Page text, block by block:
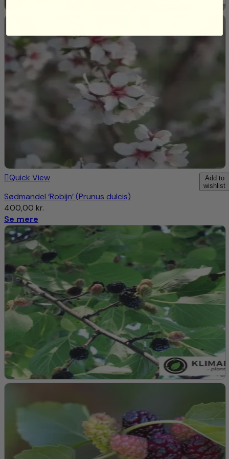
sommerfugle.
Løv:
Farve:Grønne blade om sommeren, der skifter til rødlige
og orange nuancer om efteråret.
Ovale til runde blade.
Kan vokse op til 6-10 meter i højden og
4-6 meter i bredden.
Opret, busket vækst eller som et lille træ.
Dyrkningsvejledning Bærmispel (Amelanchier
1. Placering og Forberedelse:
Lys:Foretrækker fuld sol til let skygge for optimal vækst
og frugtsætning.
Foretrækker veldrænet, frugtbar jord, men er
tilpasningsdygtig og kan vokse i en række jordtyper,
inklusive sandet og leret jord.
2. Plantning:
Tidspunkt:
Bedst at plante om foråret eller efteråret, når
jorden er let at arbejde med.
Hul:
Grav et hul, der er bredt og dybt nok til at rumme
rodklumpen.
Placering: Placer planten i hullet og fyld op med jord, tryk
forsigtigt for at fjerne luftlommer.
3. Vanding og Gødning:
Vanding:
Vand regelmæssigt, især i de første
vækstsæsoner, for at etablere et dybt og omfattende
rodnet. Efter etablering er planten relativt tørketolerant.
Add to
wishlist
Quick View
Sødmandel ‘Robijn’ (Prunus dulcis)
400,00 kr.
Se mere